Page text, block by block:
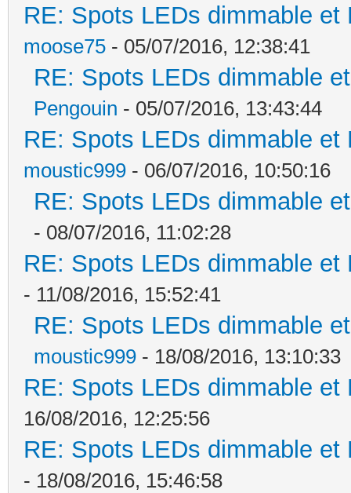
RE: Spots LEDs dimmable
moose75 - 05/07/2016, 12:38:41
RE: Spots LEDs dimmable
Pengouin - 05/07/2016, 13:43:44
RE: Spots LEDs dimmable
moustic999 - 06/07/2016, 10:50:16
RE: Spots LEDs dimmable
- 08/07/2016, 11:02:28
RE: Spots LEDs dimmable
- 11/08/2016, 15:52:41
RE: Spots LEDs dimmable
moustic999 - 18/08/2016, 13:10:33
RE: Spots LEDs dimmable
16/08/2016, 12:25:56
RE: Spots LEDs dimmable
- 18/08/2016, 15:46:58